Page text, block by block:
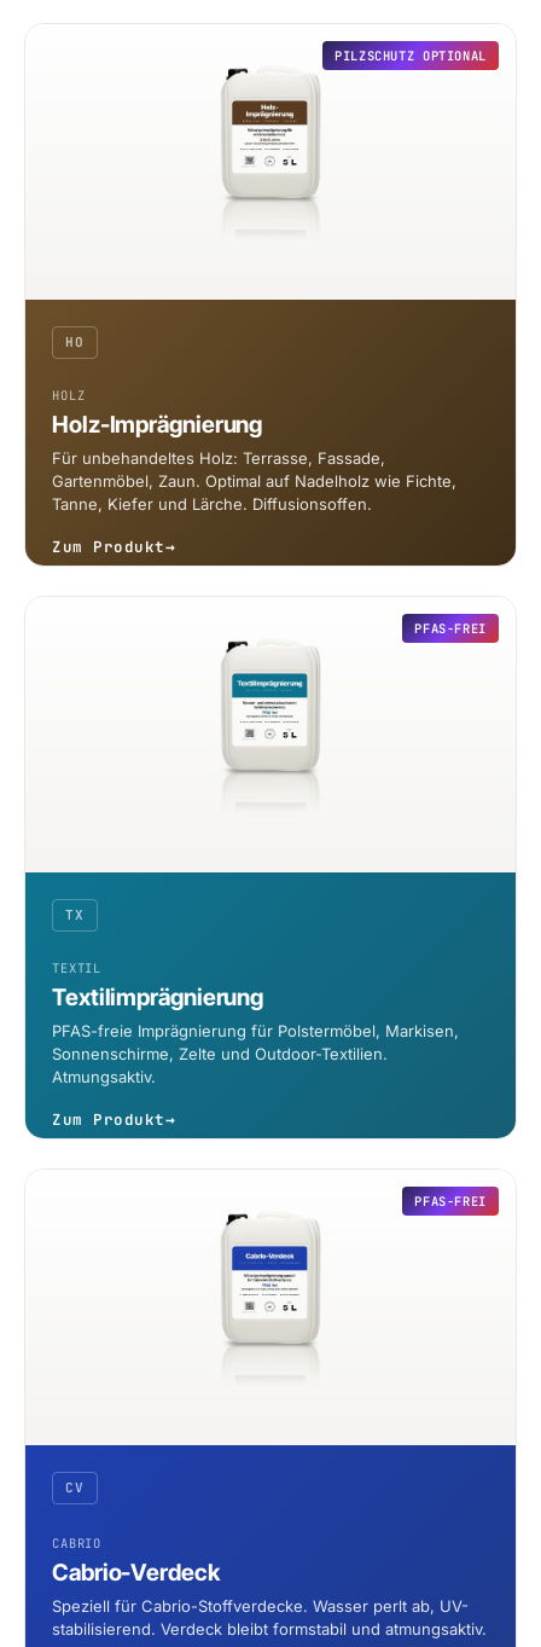
HO
HOLZ
Holz-Imprägnierung
Für unbehandeltes Holz: Terrasse, Fassade,
Gartenmöbel, Zaun. Optimal auf Nadelholz wie Fichte,
Tanne, Kiefer und Lärche. Diffusionsoffen.
Zum Produkt→
PILZSCHUTZ OPTIONAL
TX
TEXTIL
Textilimprägnierung
PFAS-freie Imprägnierung für Polstermöbel, Markisen,
Sonnenschirme, Zelte und Outdoor-Textilien.
Atmungsaktiv.
Zum Produkt→
PFAS-FREI
CV
CABRIO
Cabrio-Verdeck
Speziell für Cabrio-Stoffverdecke. Wasser perlt ab, UV-
stabilisierend. Verdeck bleibt formstabil und atmungsaktiv.
PFAS-FREI